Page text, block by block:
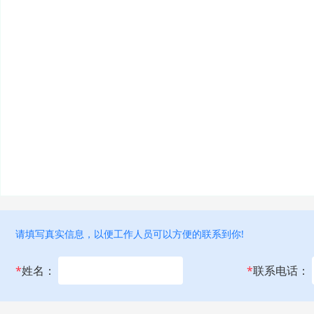
请填写真实信息，以便工作人员可以方便的联系到你!
*姓名： *联系电话：